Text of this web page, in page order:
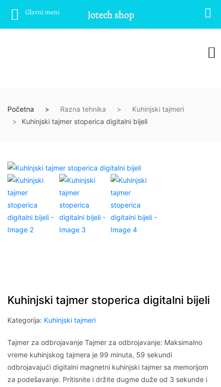
Početna Razna tehnika
Kuhinjski tajmeri
Kuhinjski tajmer stoperica digitalni bijeli
Kuhinjski tajmer stoperica digitalni bijeli
Kategorija: Kuhinjski tajmeri
Tajmer za odbrojavanje Tajmer za odbrojavanje: Maksimalno
vreme kuhinjskog tajmera je 99 minuta, 59 sekundi
odbrojavajući digitalni magnetni kuhinjski tajmer sa memorijom
za podešavanje. Pritisnite i držite dugme duže od 3 sekunde i
Glavni meni Jotech shop